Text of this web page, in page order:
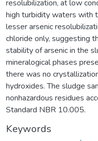
resolubilization, at low
high turbidity waters with
lesser arsenic
chloride only, suggesting
stability of arsenic in the
mineralogical phases
there was no
hydroxides. The sludge
nonhazardous residues
Standard NBR 10.005.
Keywords